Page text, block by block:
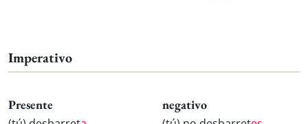
Imperativo
Presente negativo